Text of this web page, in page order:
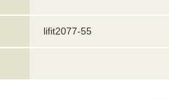
lifit2077-55